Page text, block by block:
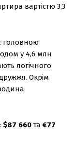
вартістю 3,3
головною
у 4,6 млн
логічного
Окрім
$87 660 та€77